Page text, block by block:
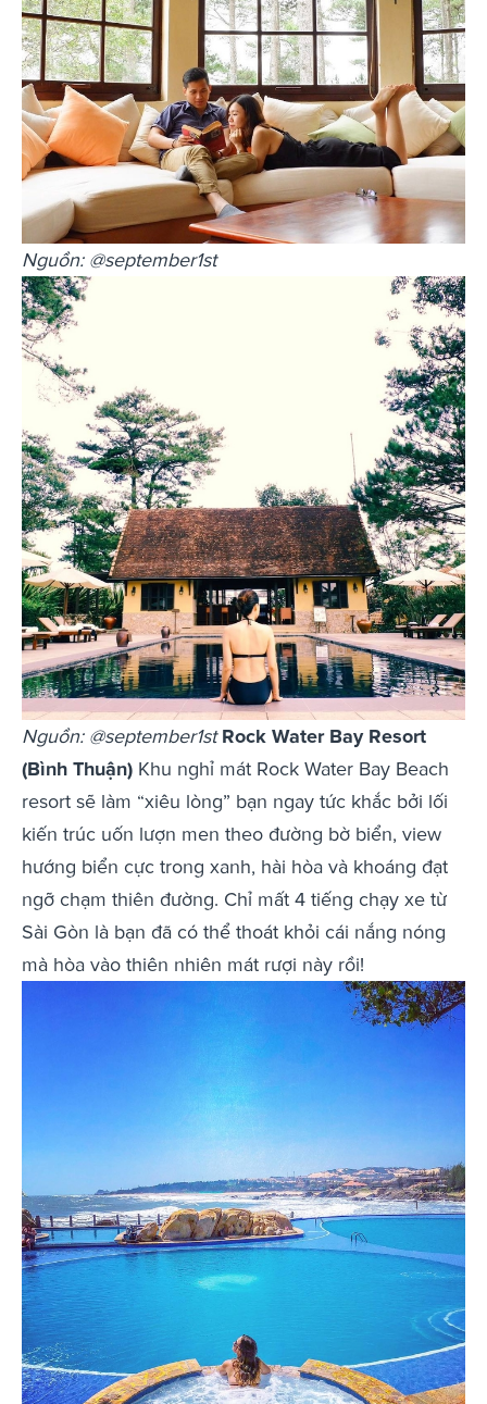
Nguồn: @september1st
Nguồn: @september1st Rock Water Bay Resort
(Bình Thuận) Khu nghỉ mát Rock Water Bay Beach
resort sẽ làm “xiêu lòng” bạn ngay tức khắc bởi lối
kiến trúc uốn lượn men theo đường bờ biển, view
hướng biển cực trong xanh, hài hòa và khoáng đạt
ngỡ chạm thiên đường. Chỉ mất 4 tiếng chạy xe từ
Sài Gòn là bạn đã có thể thoát khỏi cái nắng nóng
mà hòa vào thiên nhiên mát rượi này rồi!